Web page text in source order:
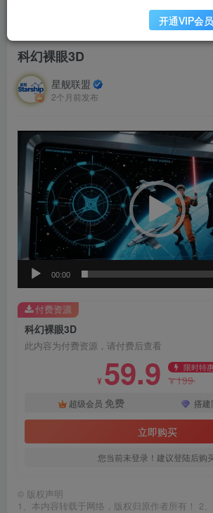
科幻裸眼3D
星舰联盟
2个月前发布
00:00
科幻裸眼3D
此内容为付费资源，请付费后查看
¥ 59.9 限时特
¥199
超级会员 免费 搭建
立即购买
您当前未登录！建议登陆后购
付费资源
© 版权声明
1、本内容转载于网络，版权归原作者所有！ 2
开通VIP会员